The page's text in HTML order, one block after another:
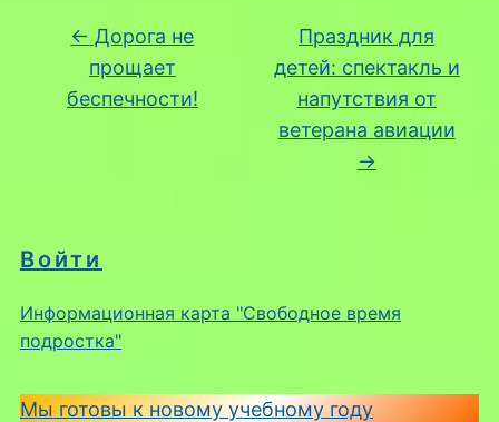
Войти
Информационная карта "Свободное время
подростка"
Мы готовы к новому учебному году
← Дорога не
прощает
беспечности!
Праздник для
детей: спектакль и
напутствия от
ветерана авиации
→